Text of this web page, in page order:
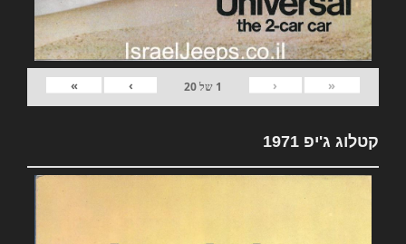
«
‹
1 של20
›
»
קטלוג ג'יפ 1971